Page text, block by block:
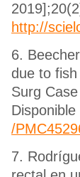
http://
6.
due to
Surg
Disponible
/
7.